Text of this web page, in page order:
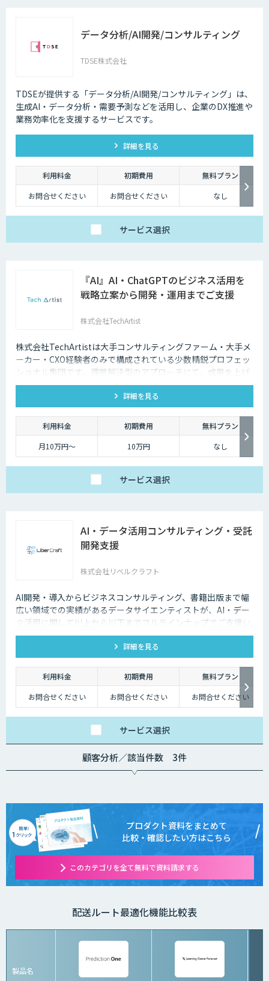
データ分析/AI開発/コンサルティング
TDSE株式会社
TDSEが提供する「データ分析/AI開発/コンサルティング」は、
生成AI・データ分析・需要予測などを活用し、企業のDX推進や
業務効率化を支援するサービスです。
詳細を見る
利用料金 初期費用
無料プラン
お問合せください
お問合せください なし
サービス選択
『AI』AI・ChatGPTのビジネス活用を
戦略立案から開発・運用までご支援
株式会社TechArtist
株式会社TechArtistは大手コンサルティングファーム・大手メ
ーカー・CXO経験者のみで構成されている少数精鋭プロフェッ
ショナル集団です。課題解決型のアプローチにて、成果を上げ
るソリューションを『高速』『高品質』『低予算』でご提供可
詳細を見る
利用料金 初期費用
無料プラン
月10万円〜
10万円 なし
サービス選択
AI・データ活用コンサルティング・受託
開発支援
株式会社リベルクラフト
AI開発・導入からビジネスコンサルティング、書籍出版まで幅
広い領域での実績があるデータサイエンティストが、AI・デー
タ活用に関して川上から川下までフルラインナップでご支援い
たします。
詳細を見る
利用料金 初期費用
無料プラン
お問合せください
お問合せください お問合せください
サービス選択
顧客分析／該当件数 3件
プロダクト資料をまとめて
比較・確認したい方はこちら
このカテゴリを全て無料で資料請求する
配送ルート最適化機能比較表
製品名